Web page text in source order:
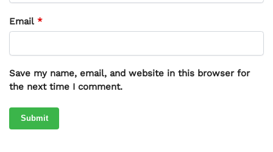
Email *
Save my name, email, and website in this browser for
the next time I comment.